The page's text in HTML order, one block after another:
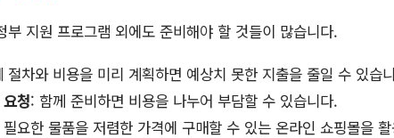
부 지원 프로그램 외에도 준비해야 할 것들이 많습니다.
절차와 비용을 미리 계획하면 예상치 못한 지출을 줄일 수 있습
청: 함께 준비하면 비용을 나누어 부담할 수 있습니다.
요한 물품을 저렴한 가격에 구매할 수 있는 온라인 쇼핑몰을